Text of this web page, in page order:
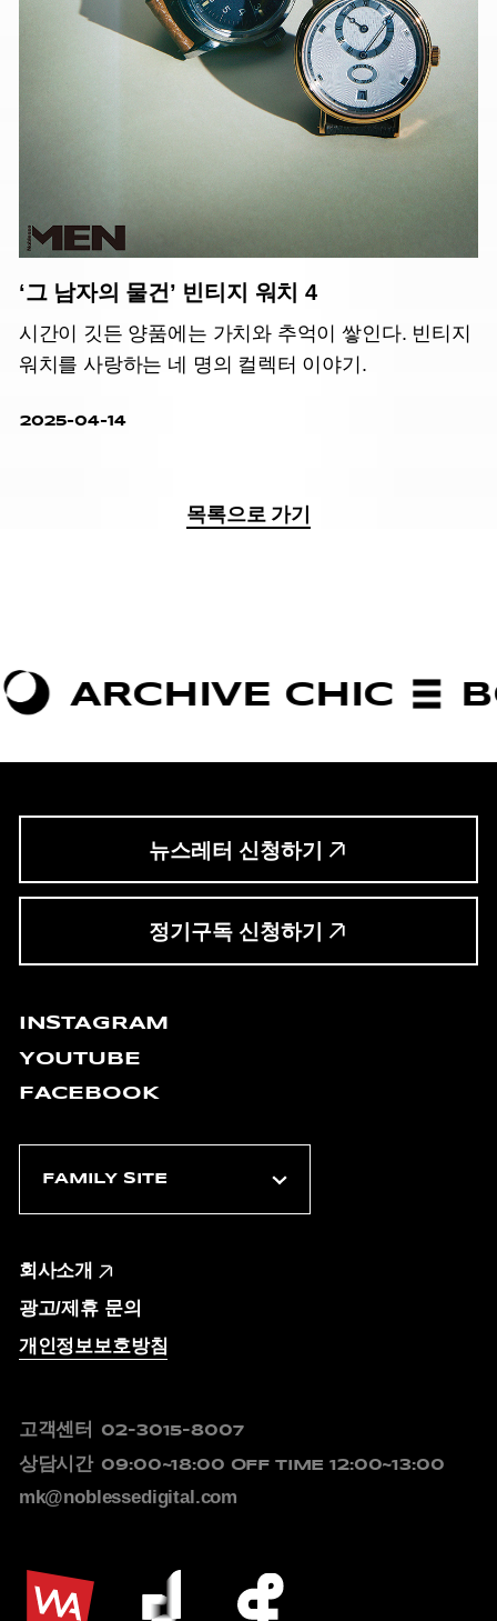
‘그 남자의 물건’ 빈티지 워치 4
시간이 깃든 양품에는 가치와 추억이 쌓인다. 빈티지
워치를 사랑하는 네 명의 컬렉터 이야기.
2025-04-14
목록으로 가기
CHIC
뉴스레터 신청하기
정기구독 신청하기
INSTAGRAM
YOUTUBE
FACEBOOK
회사소개
광고/제휴 문의
개인정보보호방침
고객센터 02-3015-8007
상담시간 09:00~18:00 OFF TIME 12:00~13:00
mk@noblessedigital.com